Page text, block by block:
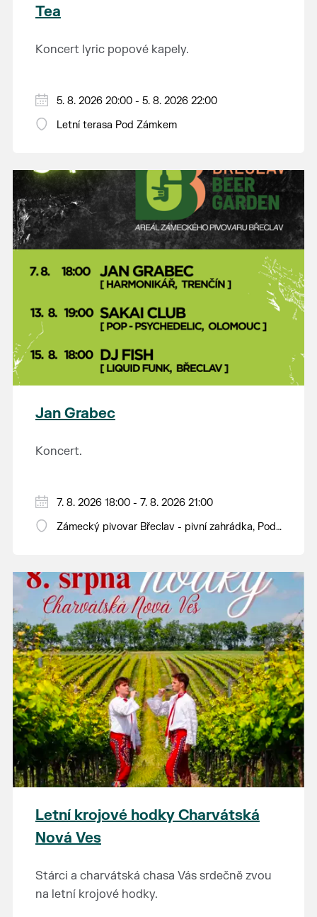
Tea
Koncert lyric popové kapely.
5. 8. 2026 20:00 - 5. 8. 2026 22:00
Letní terasa Pod Zámkem
Jan Grabec
Koncert.
7. 8. 2026 18:00 - 7. 8. 2026 21:00
Zámecký pivovar Břeclav - pivní zahrádka, Pod
Letní krojové hodky Charvátská
Nová Ves
Stárci a charvátská chasa Vás srdečně zvou
na letní krojové hodky.